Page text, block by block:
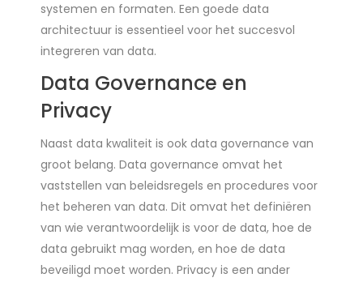
systemen en formaten. Een goede data
architectuur is essentieel voor het succesvol
integreren van data.
Data Governance en
Privacy
Naast data kwaliteit is ook data governance van
groot belang. Data governance omvat het
vaststellen van beleidsregels en procedures voor
het beheren van data. Dit omvat het definiëren
van wie verantwoordelijk is voor de data, hoe de
data gebruikt mag worden, en hoe de data
beveiligd moet worden. Privacy is een ander